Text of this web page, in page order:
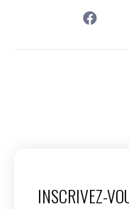
INSCRIVEZ-